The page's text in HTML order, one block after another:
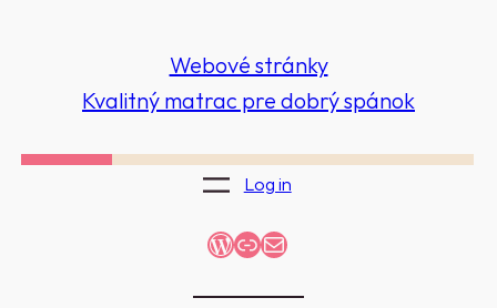
Webové stránky
Kvalitný matrac pre dobrý spánok
Log in
WordPress
Link
Mail